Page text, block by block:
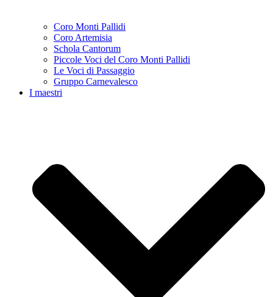
Coro Monti Pallidi
Coro Artemisia
Schola Cantorum
Piccole Voci del Coro Monti Pallidi
Le Voci di Passaggio
Gruppo Carnevalesco
I maestri